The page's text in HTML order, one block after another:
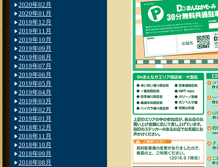
2020年02月
2020年01月
2019年12月
2019年11月
2019年10月
2019年09月
2019年08月
2019年07月
2019年06月
2019年05月
2019年04月
2019年03月
2019年02月
2019年01月
2018年12月
2018年11月
2018年10月
2018年09月
2018年08月